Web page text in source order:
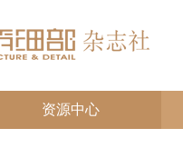
资源中心